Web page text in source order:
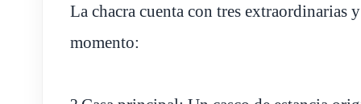
La chacra cuenta con tres extraordinarias
momento: